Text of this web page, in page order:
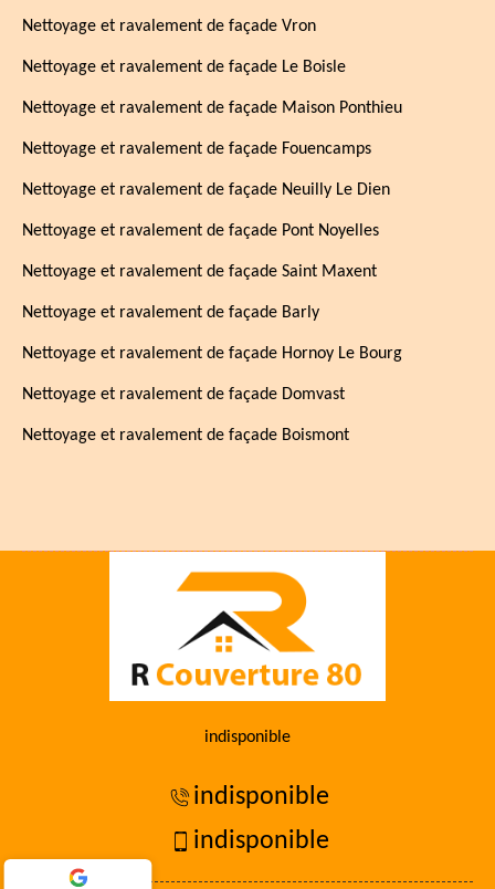
Nettoyage et ravalement de façade Vron
Nettoyage et ravalement de façade Le Boisle
Nettoyage et ravalement de façade Maison Ponthieu
Nettoyage et ravalement de façade Fouencamps
Nettoyage et ravalement de façade Neuilly Le Dien
Nettoyage et ravalement de façade Pont Noyelles
Nettoyage et ravalement de façade Saint Maxent
Nettoyage et ravalement de façade Barly
Nettoyage et ravalement de façade Hornoy Le Bourg
Nettoyage et ravalement de façade Domvast
Nettoyage et ravalement de façade Boismont
indisponible
indisponible
indisponible